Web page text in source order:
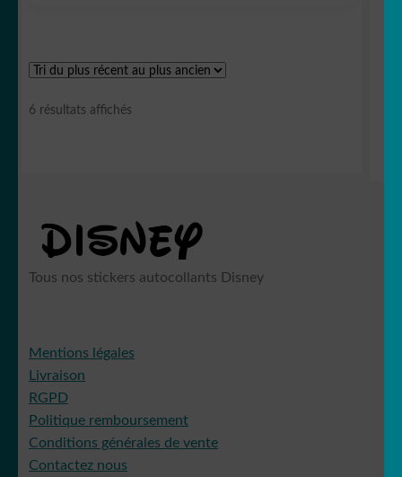
6 résultats affichés
ancien
Tous nos stickers autocollants Disney
Mentions légales
Livraison
RGPD
Politique remboursement
Conditions générales de vente
Contactez nous